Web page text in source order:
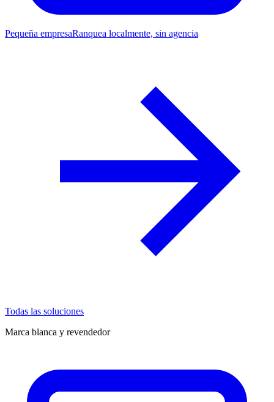
Pequeña empresaRanquea localmente, sin agencia
Todas las soluciones
Marca blanca y revendedor